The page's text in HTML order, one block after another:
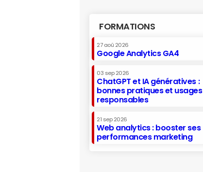
FORMATIONS
27 aoû 2026
Google Analytics GA4
03 sep 2026
ChatGPT et IA génératives :
bonnes pratiques et usages
responsables
21 sep 2026
Web analytics : booster ses
performances marketing